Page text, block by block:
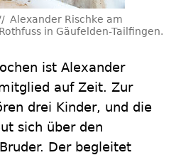
Alexander Rischke am
in Gäufelden-Tailfingen.
ist Alexander
auf Zeit. Zur
drei Kinder, und die
sich über den
Der begleitet